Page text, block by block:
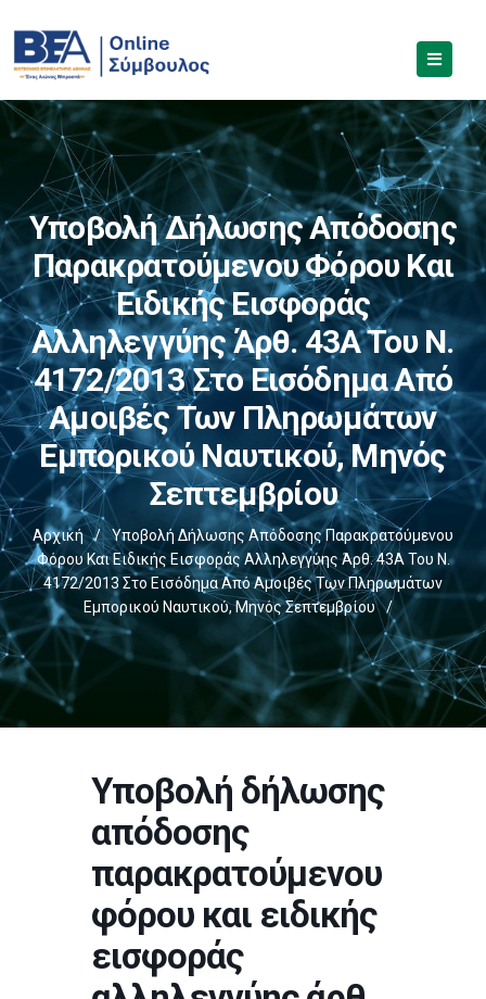
Υποβολή Δήλωσης Απόδοσης
Παρακρατούμενου Φόρου Και
Ειδικής Εισφοράς
Αλληλεγγύης Άρθ. 43Α Του Ν.
4172/2013 Στο Εισόδημα Από
Αμοιβές Των Πληρωμάτων
Εμπορικού Ναυτικού, Μηνός
Σεπτεμβρίου
Αρχική /
Υποβολή Δήλωσης Απόδοσης Παρακρατούμενου
Φόρου Και Ειδικής Εισφοράς Αλληλεγγύης Άρθ. 43Α Του Ν.
4172/2013 Στο Εισόδημα Από Αμοιβές Των Πληρωμάτων
Εμπορικού Ναυτικού, Μηνός Σεπτεμβρίου
/
Υποβολή δήλωσης
απόδοσης
παρακρατούμενου
φόρου και ειδικής
εισφοράς